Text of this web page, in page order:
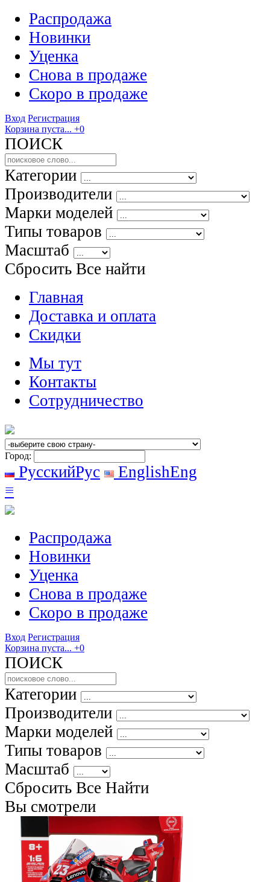
Распродажа
Новинки
Уценка
Снова в продаже
Скоро в продаже
Вход Регистрация
Корзина пуста... +0
ПОИСК
Категории
Производители
Марки моделей
Типы товаров
Масштаб
Сбросить Все найти
Главная
Доставка и оплата
Скидки
Мы тут
Контакты
Сотрудничество
Город:
РусскийРус EnglishEng
≡
Распродажа
Новинки
Уценка
Снова в продаже
Скоро в продаже
Вход Регистрация
Корзина пуста... +0
ПОИСК
Категории
Производители
Марки моделей
Типы товаров
Масштаб
Сбросить Все Найти
Вы смотрели